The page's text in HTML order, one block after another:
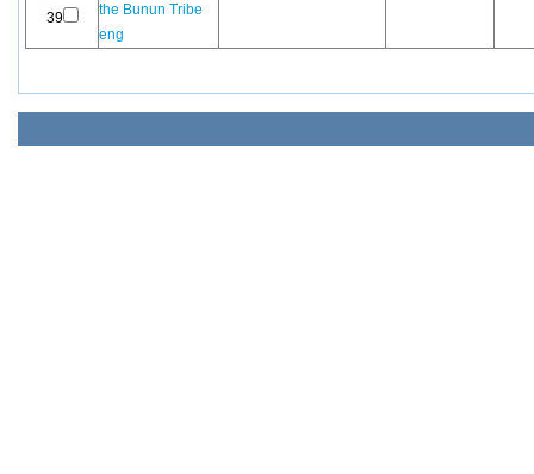
39
the Bunun Tribe
eng